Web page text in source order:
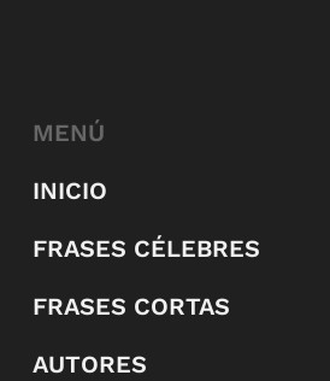
MENÚ
INICIO
FRASES CÉLEBRES
FRASES CORTAS
AUTORES